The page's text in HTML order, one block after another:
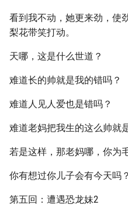
看到我不动，她更来劲，使
梨花带笑打动。
天哪，这是什么世道？
难道长的帅就是我的错吗？
难道人见人爱也是错吗？
难道老妈把我生的这么帅就
若是这样，那老妈哪，你为
你有想过你儿子会有今天吗？
第五回：遭遇恐龙妹2